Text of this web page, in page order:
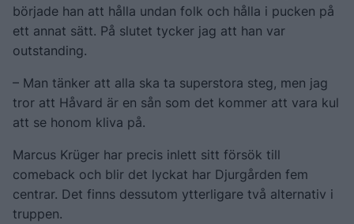
började han att hålla undan folk och hålla i pucken på
ett annat sätt. På slutet tycker jag att han var
outstanding.
– Man tänker att alla ska ta superstora steg, men jag
tror att Håvard är en sån som det kommer att vara kul
att se honom kliva på.
Marcus Krüger har precis inlett sitt försök till
comeback och blir det lyckat har Djurgården fem
centrar. Det finns dessutom ytterligare två alternativ i
truppen.